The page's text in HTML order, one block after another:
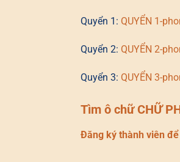
Quyển 1: QUYỂN 1-
Quyển 2: QUYỂN 2-
Quyển 3: QUYỂN 3-
Tìm ô chữ CHỮ
Đăng ký thành viên để